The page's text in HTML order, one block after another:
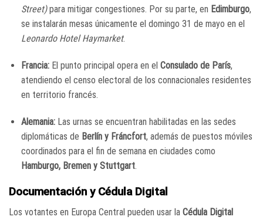
Street)para mitigar congestiones. Por su parte, en Edimburgo,
se instalarán mesas únicamente el domingo 31 de mayo en el
Leonardo Hotel Haymarket.
Francia:El punto principal opera en el Consulado de París,
atendiendo el censo electoral de los connacionales residentes
en territorio francés.
Alemania:Las urnas se encuentran habilitadas en las sedes
diplomáticas de Berlín y Fráncfort, además de puestos móviles
coordinados para el fin de semana en ciudades como
Hamburgo, Bremen y Stuttgart.
Documentación y Cédula Digital
Los votantes en Europa Central pueden usar la Cédula Digital